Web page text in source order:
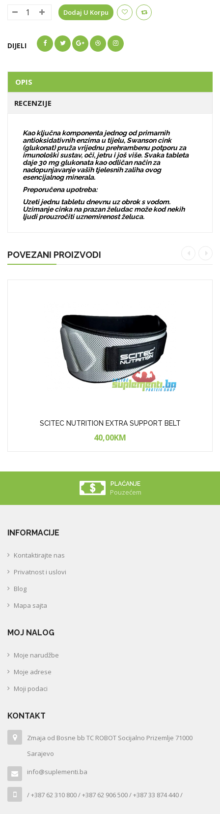
Dodaj U Korpu
DIJELI
OPIS
RECENZIJE
Kao ključna komponenta jednog od primarnih
antioksidativnih enzima u tijelu, Swanson cink
(glukonat) pruža vrijednu prehrambenu potporu za
imunološki sustav, oči, jetru i još više. Svaka tableta
daje 30 mg glukonata kao odličan način za
nadopunjavanje vaših tjelesnih zaliha ovog
esencijalnog minerala.
Preporučena upotreba:
Uzeti jednu tabletu dnevnu uz obrok s vodom.
Uzimanje cinka na prazan želudac može kod nekih
ljudi prouzročiti uznemirenost želuca.
POVEZANI PROIZVODI
SCITEC NUTRITION EXTRA SUPPORT BELT
40,00KM
PLAĆANJE
Pouzećem
INFORMACIJE
Kontaktirajte nas
Privatnost i uslovi
Blog
Mapa sajta
MOJ NALOG
Moje narudžbe
Moje adrese
Moji podaci
KONTAKT
Zmaja od Bosne bb TC ROBOT Socijalno Prizemlje 71000
Sarajevo
info@suplementi.ba
/ +387 62 310 800 / +387 62 906 500 / +387 33 874 440 /